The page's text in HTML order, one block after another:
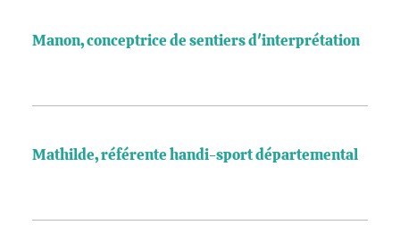
Manon, conceptrice de sentiers d'interprétation
Mathilde, référente handi-sport départemental